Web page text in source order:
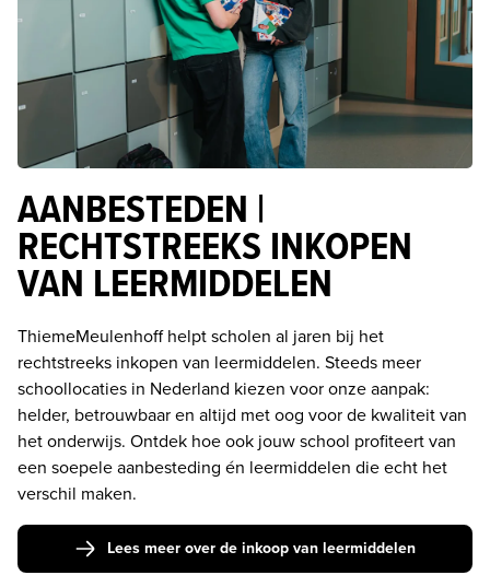
AANBESTEDEN |
RECHTSTREEKS INKOPEN
VAN LEERMIDDELEN
ThiemeMeulenhoff helpt scholen al jaren bij het
rechtstreeks inkopen van leermiddelen. Steeds meer
schoollocaties in Nederland kiezen voor onze aanpak:
helder, betrouwbaar en altijd met oog voor de kwaliteit van
het onderwijs. Ontdek hoe ook jouw school profiteert van
een soepele aanbesteding én leermiddelen die echt het
verschil maken.
Lees meer over de inkoop van leermiddelen